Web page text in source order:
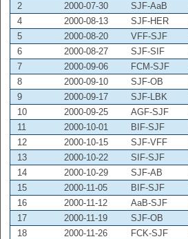
2
2000-07-30 SJF-AaB
4
2000-08-13 SJF-HER
5
2000-08-20 VFF-SJF
6
2000-08-27 SJF-SIF
7
2000-09-06 FCM-SJF
8
2000-09-10 SJF-OB
9
2000-09-17 SJF-LBK
10
2000-09-25 AGF-SJF
11
2000-10-01 BIF-SJF
12
2000-10-15 SJF-VFF
13
2000-10-22 SIF-SJF
14
2000-10-29 SJF-AB
15
2000-11-05 BIF-SJF
16
2000-11-12 AaB-SJF
17
2000-11-19 SJF-OB
18
2000-11-26 FCK-SJF